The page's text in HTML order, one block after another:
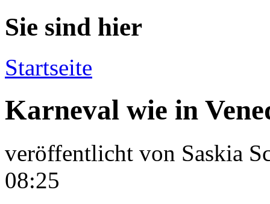
Sie sind hier
Startseite
Karneval wie in
veröffentlicht von Saskia
08:25